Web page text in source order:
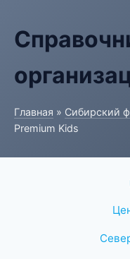
Главная » Сибирский
Premium Kids